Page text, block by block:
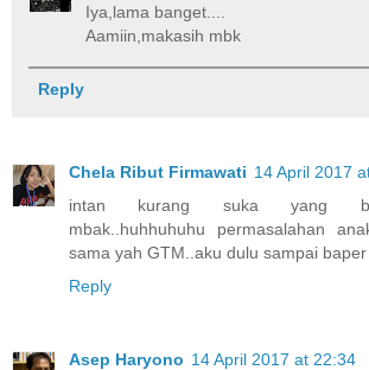
Iya,lama banget....
Aamiin,makasih mbk
Reply
Chela Ribut Firmawati 14 April 2017
intan kurang suka yang
mbak..huhhuhuhu permasalahan
sama yah GTM..aku dulu sampai baper
Reply
Asep Haryono 14 April 2017 at 22:34